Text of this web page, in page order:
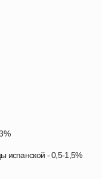
испанской - 0,5-1,5%